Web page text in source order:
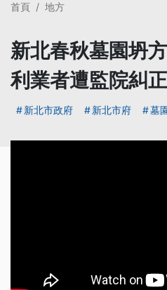
首頁 地方
新北春秋墓園坍
利業者遭監院糾正
新北市政府 新北市府 墓